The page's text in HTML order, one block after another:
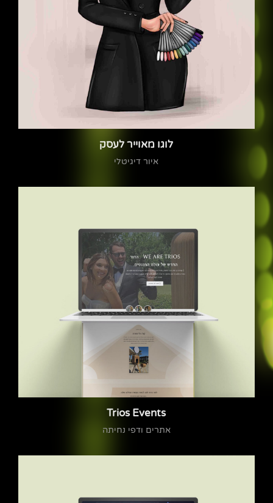
לוגו מאוייר לעסק
איור דיגיטלי
Trios Events
אתרים ודפי נחיתה